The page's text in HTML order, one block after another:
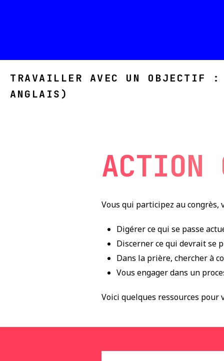
TRAVAILLER AVEC UN OBJECTIF
ANGLAIS)
ACTION
Vous qui participez au
Digérer ce qui se passe
Discerner ce qui devrait se
Dans la prière, chercher à
Vous engager dans un
Voici quelques ressources